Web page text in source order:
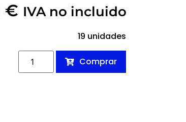
€ IVA no incluido
19 unidades
Comprar